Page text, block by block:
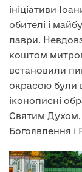
ініціативи
обителі і
лаври.
коштом
встановили
окрасою були
іконописні
Святим Духом,
Богоявлення і